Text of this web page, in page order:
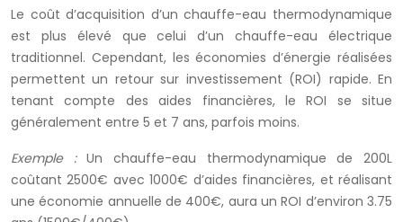
Le coût d’acquisition d’un chauffe-eau thermodynamique
est plus élevé que celui d’un chauffe-eau électrique
traditionnel. Cependant, les économies d’énergie réalisées
permettent un retour sur investissement (ROI) rapide. En
tenant compte des aides financières, le ROI se situe
généralement entre 5 et 7 ans, parfois moins.
Exemple :Un chauffe-eau thermodynamique de 200L
coûtant 2500€ avec 1000€ d’aides financières, et réalisant
une économie annuelle de 400€, aura un ROI d’environ 3.75